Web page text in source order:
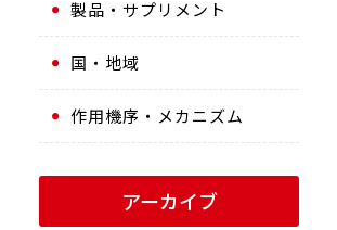
製品・サプリメント
国・地域
作用機序・メカニズム
アーカイブ